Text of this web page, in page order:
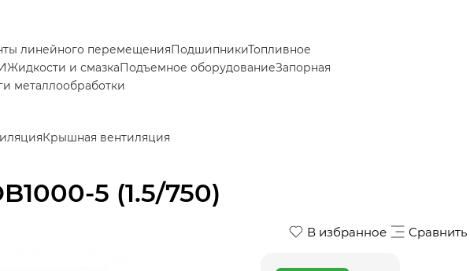
5 (1.5/750)
линейного перемещенияПодшипникиТопливное
Жидкости и смазкаПодъемное оборудованиеЗапорная
металлообработки
Крышная вентиляция
В избранное Сравнить